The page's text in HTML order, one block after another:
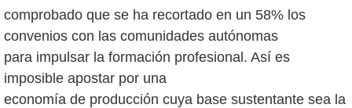
comprobado que se ha recortado en un 58% los
convenios con las comunidades autónomas
para impulsar la formación profesional. Así es
imposible apostar por una
economía de producción cuya base sustentante sea la